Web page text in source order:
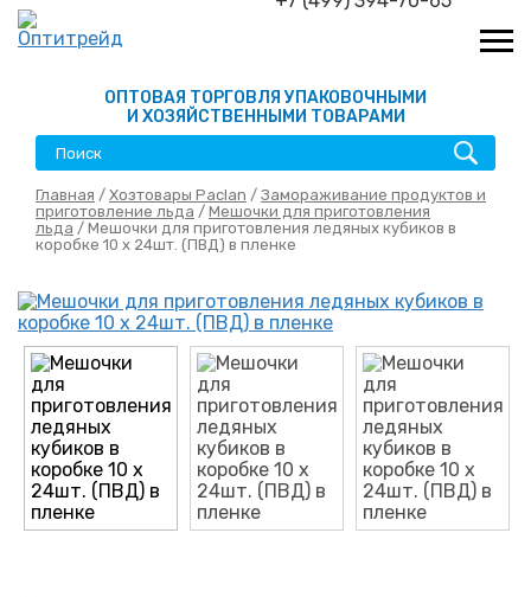
ОПТОВАЯ ТОРГОВЛЯ УПАКОВОЧНЫМИ
И ХОЗЯЙСТВЕННЫМИ ТОВАРАМИ
Главная / Хозтовары Paclan / Замораживание продуктов и
приготовление льда / Мешочки для приготовления
льда / Мешочки для приготовления ледяных кубиков в
коробке 10 х 24шт. (ПВД) в пленке